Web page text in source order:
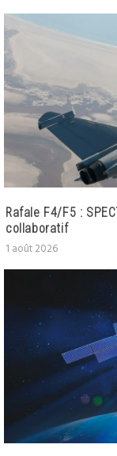
Rafale F4/F5 :
collaboratif
1 août 2026